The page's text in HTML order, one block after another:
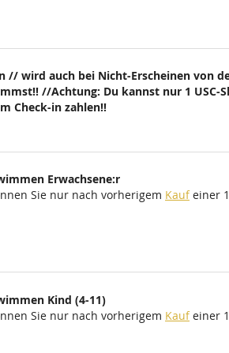
// wird auch bei Nicht-Erscheinen von
//Achtung: Du kannst nur 1 USC-
Check-in zahlen!!
Erwachsene:r
Sie nur nach vorherigem Kaufeiner
Kind (4-11)
Sie nur nach vorherigem Kaufeiner